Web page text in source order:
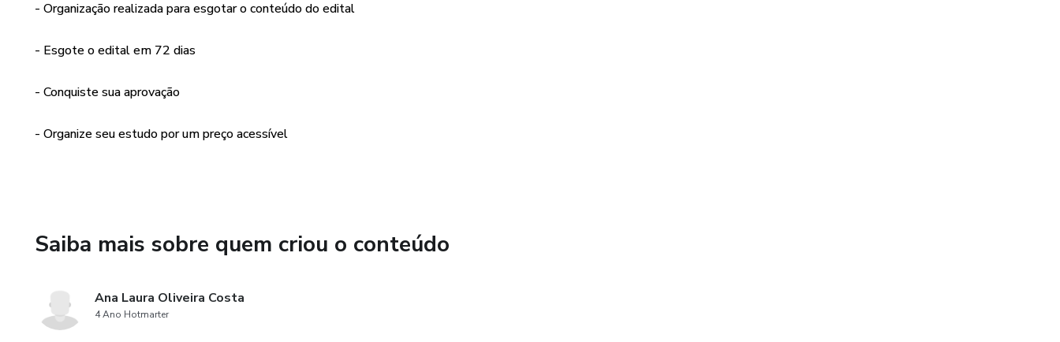
- Organização realizada para esgotar o conteúdo do edital
- Esgote o edital em 72 dias
- Conquiste sua aprovação
- Organize seu estudo por um preço acessível
Saiba mais sobre quem criou o conteúdo
Ana Laura Oliveira Costa
4 Ano Hotmarter